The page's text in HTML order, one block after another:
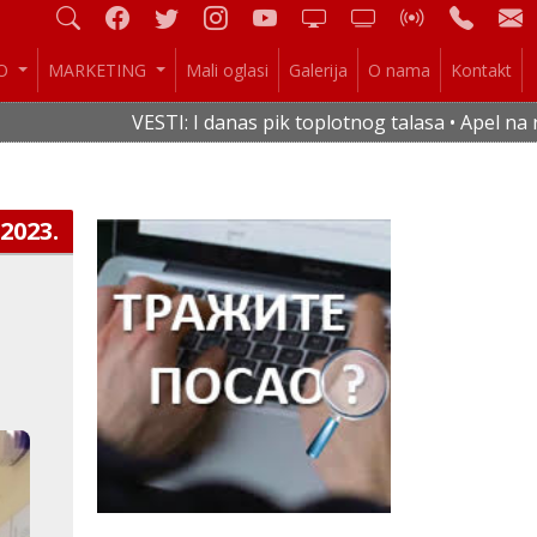
MARKETING Mali oglasi Galerija O nama Kontakt
VESTI: I danas pik toplotnog talasa • Apel na